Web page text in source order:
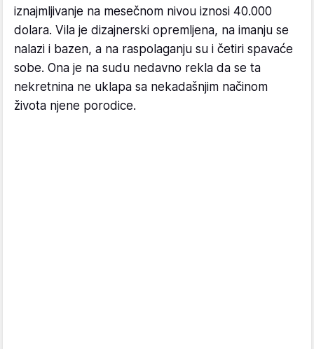
iznajmljivanje na mesečnom nivou iznosi 40.000
dolara. Vila je dizajnerski opremljena, na imanju se
nalazi i bazen, a na raspolaganju su i četiri spavaće
sobe. Ona je na sudu nedavno rekla da se ta
nekretnina ne uklapa sa nekadašnjim načinom
života njene porodice.